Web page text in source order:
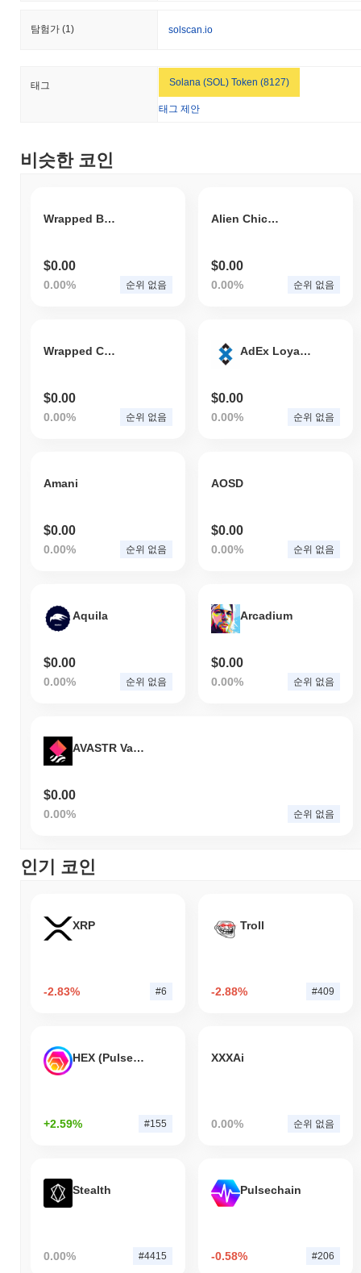
탐험가 (1) solscan.io
태그 Solana (SOL) Token (8127)
태그 제안
비슷한 코인
Wrapped BUSD (Allbridge from BSC)
$0.00
0.00% 순위 없음
Alien Chicken Farm
$0.00
0.00% 순위 없음
Wrapped CUSD (Allbridge from Celo)
$0.00
0.00% 순위 없음
AdEx Loyalty
$0.00
0.00% 순위 없음
Amani
$0.00
0.00% 순위 없음
AOSD
$0.00
0.00% 순위 없음
Aquila
$0.00
0.00% 순위 없음
Arcadium
$0.00
0.00% 순위 없음
AVASTR Vault (NFTX)
$0.00
0.00% 순위 없음
인기 코인
XRP
-2.83% #6
Troll
-2.88% #409
HEX (Pulsechain)
+2.59% #155
XXXAi
0.00% 순위 없음
Stealth
0.00% #4415
Pulsechain
-0.58% #206